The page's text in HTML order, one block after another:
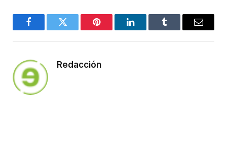
FacebookTwitter Pinterest LinkedInTumblr Email
Redacción